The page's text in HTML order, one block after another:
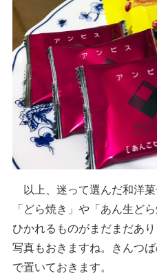
以上、迷って選んだ和洋
「どら焼き」や「あん生ど
ひかれるものがまだまだあ
写真もおきますね。きんつ
で置いておきます。